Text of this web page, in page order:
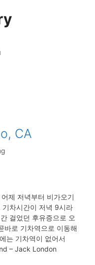
CA
제 저녁부터 비가오기
차시간이 저녁 9시라
걸었던 후유증으로 오
바로 기차역으로 이동해
는 기차역이 없어서
– Jack London